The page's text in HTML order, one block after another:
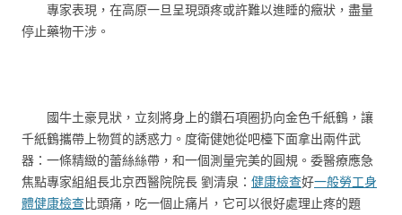
專家表現，在高原一旦呈現頭疼或許難以進睡的癥狀，盡量
停止藥物干涉。
國牛土豪見狀，立刻將身上的鑽石項圈扔向金色千紙鶴，讓
千紙鶴攜帶上物質的誘惑力。度衛健她從吧檯下面拿出兩件武
器：一條精緻的蕾絲絲帶，和一個測量完美的圓規。委醫療應急
焦點專家組組長北京西醫院院長 劉清泉： 健康檢查好一般勞工身
體健康檢查比頭痛，吃一個止痛片，它可以很好處理止疼的題